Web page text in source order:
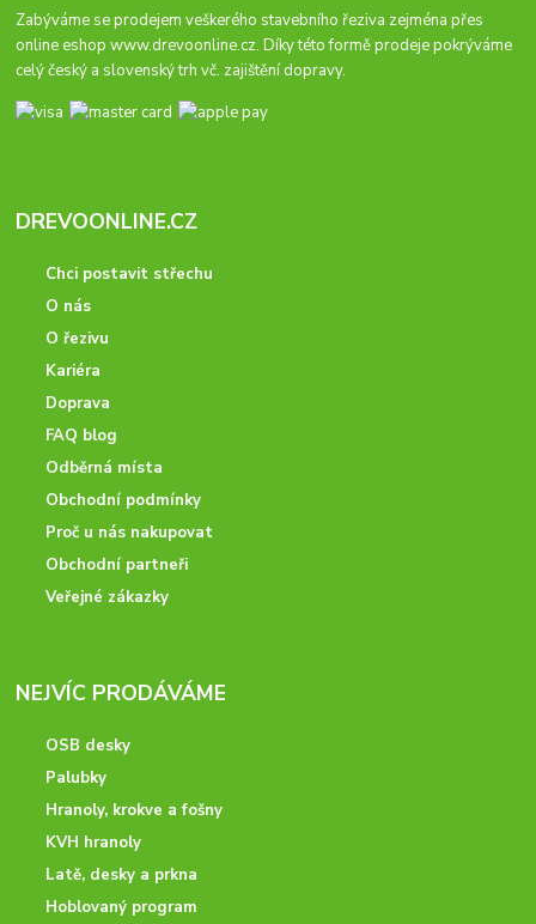
Zabýváme se prodejem veškerého stavebního řeziva zejména přes
online eshopwww.drevoonline.cz. Díky této formě prodeje pokrýváme
celý český a slovenský trh vč. zajištění dopravy.
DREVOONLINE.CZ
Chci postavit střechu
O nás
O řezivu
Kariéra
Doprava
FAQ blog
Odběrná místa
Obchodní podmínky
Proč u nás nakupovat
Obchodní partneři
Veřejné zákazky
NEJVÍC PRODÁVÁME
OSB desky
Palubky
Hranoly, krokve a fošny
KVH hranoly
Latě, desky a prkna
Hoblovaný program